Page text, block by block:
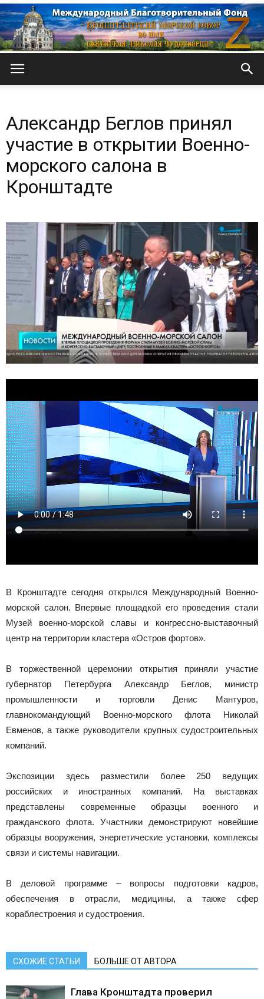
Морской
Александр Беглов принял
участие в открытии Военно-
морского салона в
Кронштадте
В Кронштадте сегодня открылся Международный Военно-
морской салон. Впервые площадкой его проведения стали
Музей военно-морской славы и конгрессно-выставочный
центр на территории кластера «Остров фортов».
В торжественной церемонии открытия приняли участие
губернатор Петербурга Александр Беглов, министр
промышленности и торговли Денис Мантуров,
главнокомандующий Военно-морского флота Николай
Евменов, а также руководители крупных судостроительных
компаний.
Экспозиции здесь разместили более 250 ведущих
российских и иностранных компаний. На выставках
представлены современные образцы военного и
гражданского флота. Участники демонстрируют новейшие
образцы вооружения, энергетические установки, комплексы
связи и системы навигации.
В деловой программе – вопросы подготовки кадров,
обеспечения в отрасли, медицины, а также сфер
кораблестроения и судостроения.
СХОЖИЕ СТАТЬИ БОЛЬШЕ ОТ АВТОРА
Глава Кронштадта проверил